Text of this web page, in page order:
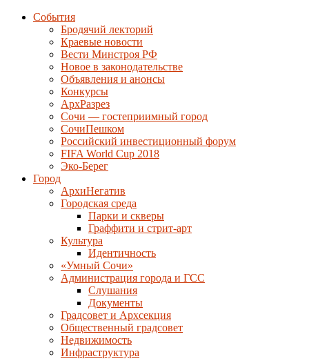
События
Бродячий лекторий
Краевые новости
Вести Минстроя РФ
Новое в законодательстве
Объявления и анонсы
Конкурсы
АрхРазрез
Сочи — гостеприимный город
СочиПешком
Российский инвестиционный форум
FIFA World Cup 2018
Эко-Берег
Город
АрхиНегатив
Городская среда
Парки и скверы
Граффити и стрит-арт
Культура
Идентичность
«Умный Сочи»
Администрация города и ГСС
Слушания
Документы
Градсовет и Архсекция
Общественный градсовет
Недвижимость
Инфраструктура